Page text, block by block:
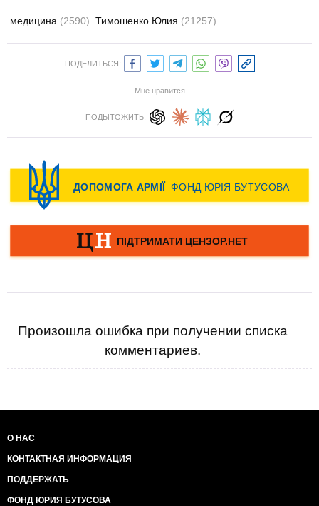
медицина (2590) Тимошенко Юлия (21257)
ПОДЕЛИТЬСЯ:
Мне нравится
ПОДЫТОЖИТЬ:
Произошла ошибка при получении списка
комментариев.
О НАС
КОНТАКТНАЯ ИНФОРМАЦИЯ
ПОДДЕРЖАТЬ
ФОНД ЮРИЯ БУТУСОВА